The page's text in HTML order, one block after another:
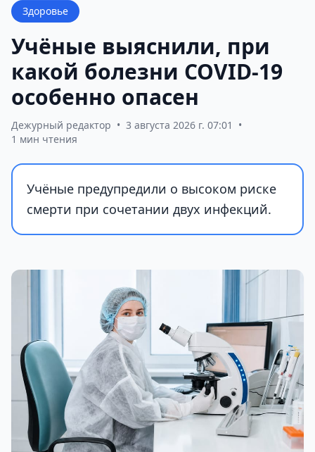
Здоровье
Учёные выяснили, при
какой болезни COVID-19
особенно опасен
Дежурный редактор • 3 августа 2026 г. 07:01
•
1 мин чтения
Учёные предупредили о высоком риске
смерти при сочетании двух инфекций.